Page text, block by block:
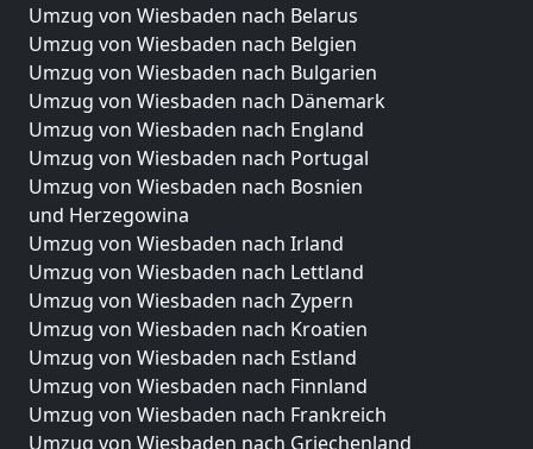
Umzug von Wiesbaden nach Belarus
Umzug von Wiesbaden nach Belgien
Umzug von Wiesbaden nach Bulgarien
Umzug von Wiesbaden nach Dänemark
Umzug von Wiesbaden nach England
Umzug von Wiesbaden nach Portugal
Umzug von Wiesbaden nach Bosnien
und Herzegowina
Umzug von Wiesbaden nach Irland
Umzug von Wiesbaden nach Lettland
Umzug von Wiesbaden nach Zypern
Umzug von Wiesbaden nach Kroatien
Umzug von Wiesbaden nach Estland
Umzug von Wiesbaden nach Finnland
Umzug von Wiesbaden nach Frankreich
Umzug von Wiesbaden nach Griechenland